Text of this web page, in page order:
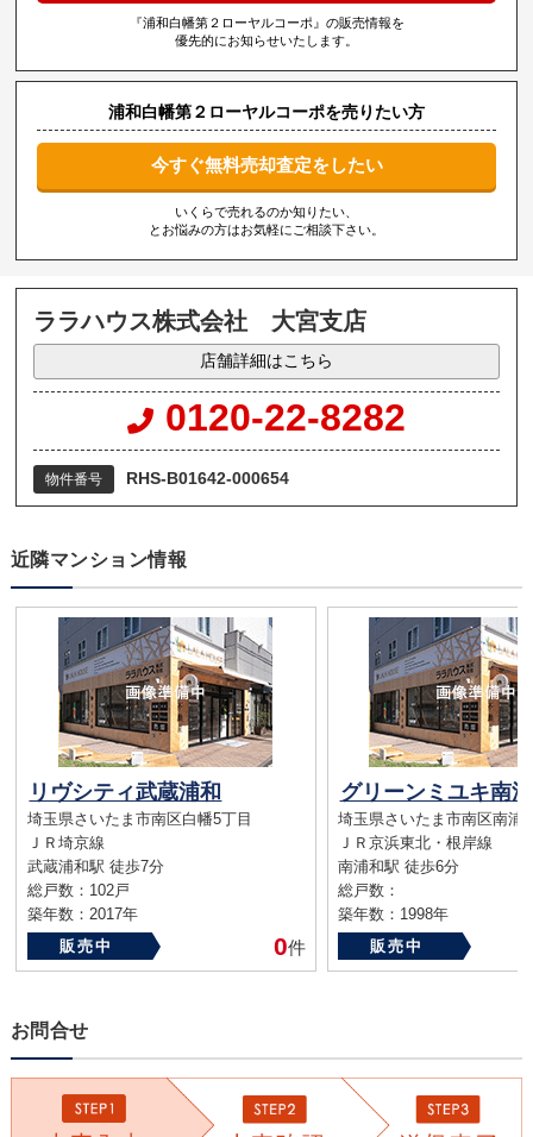
『浦和白幡第２ローヤルコーポ』の販売情報を
優先的にお知らせいたします。
浦和白幡第２ローヤルコーポを売りたい方
今すぐ無料売却査定をしたい
いくらで売れるのか知りたい、
とお悩みの方はお気軽にご相談下さい。
ララハウス株式会社 大宮支店
店舗詳細はこちら
0120-22-8282
物件番号 RHS-B01642-000654
近隣マンション情報
リヴシティ武蔵浦和
埼玉県さいたま市南区白幡5丁目
ＪＲ埼京線
武蔵浦和駅 徒歩7分
総戸数：102戸
築年数：2017年
販売中
0件
グリーンミユキ南
埼玉県さいたま市南区南浦
ＪＲ京浜東北・根岸線
南浦和駅 徒歩6分
総戸数：
築年数：1998年
販売中
お問合せ